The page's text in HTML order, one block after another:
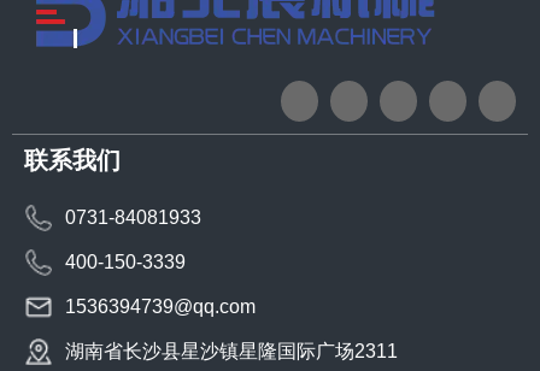
联系我们
0731-84081933
400-150-3339
1536394739@qq.com
湖南省长沙县星沙镇星隆国际广场2311